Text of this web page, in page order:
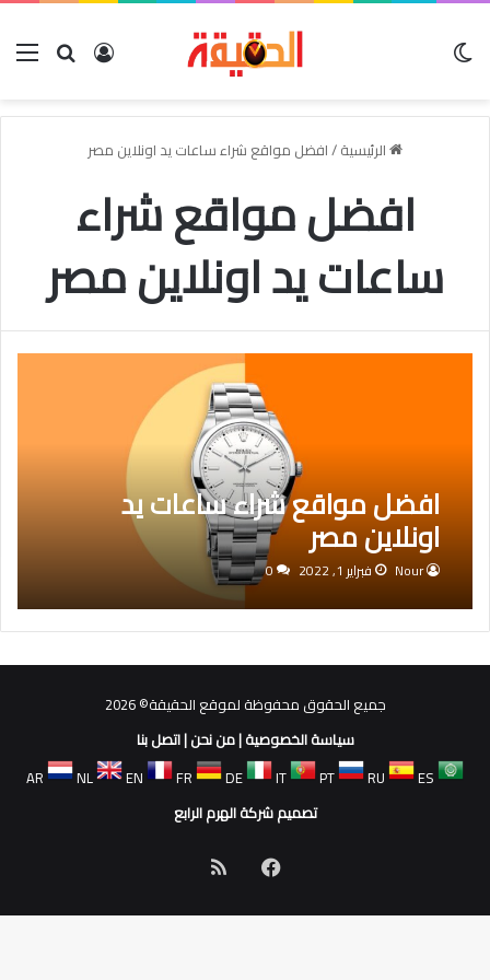
بحث عنتسجيل
الرئيسية/افضل مواقع شراء ساعات يد اونلاين مصر
افضل مواقع شراء
ساعات يد اونلاين مصر
افضل مواقع شراء ساعات يد
اونلاين مصر
Nour فبراير 1, 2022 0
جميع الحقوق محفوظة لموقع الحقيقة© 2026
سياسة الخصوصية|من نحن|اتصل بنا
AR
NL EN FR DE IT PT RU
ES
تصميم شركة الهرم الرابع
فيسبوك
الموقع